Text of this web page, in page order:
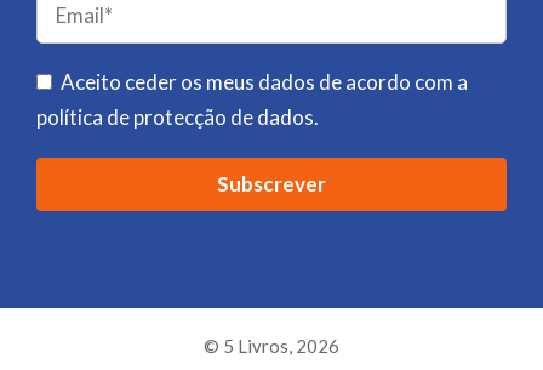
leave
this
field
empty.
Aceito ceder os meus dados de acordo com a
política de protecção de dados.
© 5 Livros, 2026